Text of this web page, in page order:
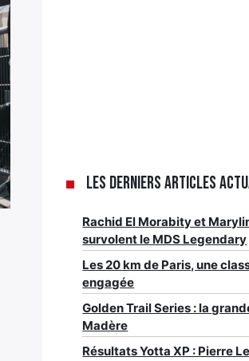
Les derniers articles
Rachid El Morabity et
survolent le MDS Legendary
Les 20 km de Paris, une
engagée
Golden Trail Series : la
Madère
Résultats Yotta XP : Pierre